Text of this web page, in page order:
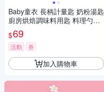
Baby童衣 長柄計量匙 奶粉湯匙
廚房烘焙調味料用匙 料理勺子
兩入組 11667
$69
活動 券
加入購物車